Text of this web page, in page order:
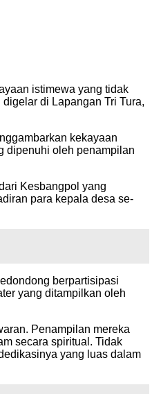
istimewa yang tidak
di Lapangan Tri Tura,
kekayaan
dipenuhi oleh penampilan
Kesbangpol yang
para kepala desa se-
berpartisipasi
yang ditampilkan oleh
Penampilan mereka
secara spiritual. Tidak
yang luas dalam